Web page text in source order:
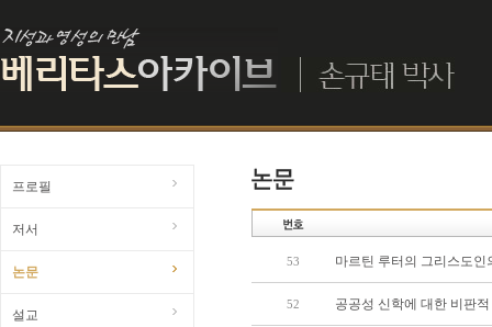
프로필
저서
논문
설교
53 마르틴 루터의 그리스도
52 공공성 신학에 대한 비판